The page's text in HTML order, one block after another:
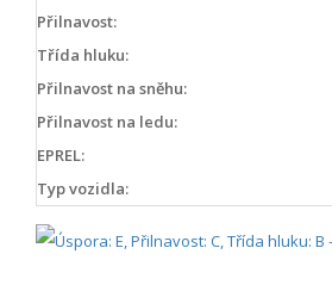
Přilnavost:
Třída hluku:
Přilnavost na sněhu:
Přilnavost na ledu:
EPREL:
Typ vozidla: